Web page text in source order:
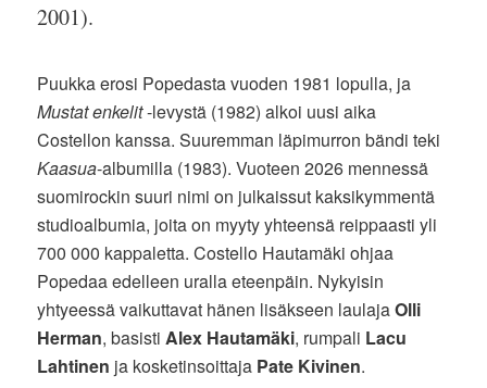
2001).
Puukka erosi Popedasta vuoden 1981 lopulla, ja
Mustat enkelit-levystä (1982) alkoi uusi aika
Costellon kanssa. Suuremman läpimurron bändi teki
Kaasua-albumilla (1983). Vuoteen 2026 mennessä
suomirockin suuri nimi on julkaissut kaksikymmentä
studioalbumia, joita on myyty yhteensä reippaasti yli
700 000 kappaletta. Costello Hautamäki ohjaa
Popedaa edelleen uralla eteenpäin. Nykyisin
yhtyeessä vaikuttavat hänen lisäkseen laulajaOlli
Herman, basistiAlex Hautamäki, rumpali Lacu
Lahtinen ja kosketinsoittaja Pate Kivinen.